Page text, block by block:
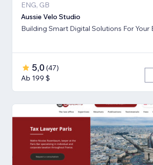
ENG, GB
Aussie Velo Studio
Building Smart Digital Solutions For Your
5,0 (47)
Ab 199 $